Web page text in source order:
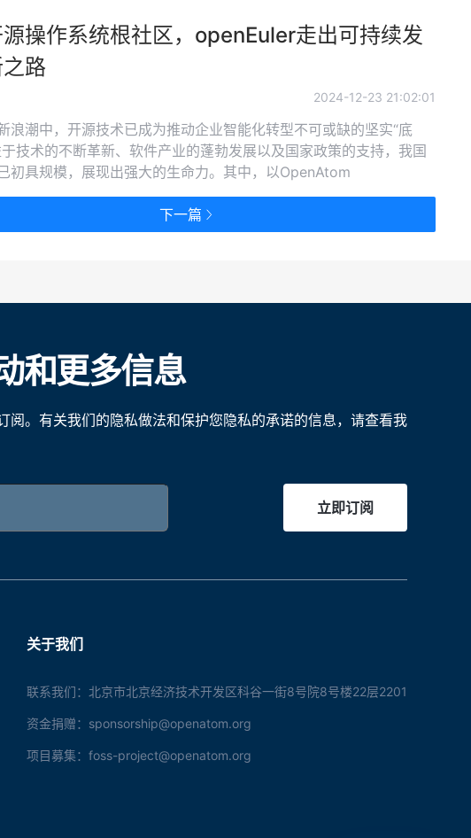
操作系统根社区，openEuler走出可持续发
路
2024-12-23 21:02:01
浪潮中，开源技术已成为推动企业智能化转型不可或缺的坚实“底
于技术的不断革新、软件产业的蓬勃发展以及国家政策的支持，我国
初具规模，展现出强大的生命力。其中，以OpenAtom
（简称“openEuler”）为代表的基础软件开源社区，通过开放的治
技术创新以及国际化探索，已经成为开源操作系统的根社区，并且探
可持续发展的创新之路。
下一篇
和更多信息
。有关我们的隐私做法和保护您隐私的承诺的信息，请查看我
立即订阅
关于我们
联系我们：北京市北京经济技术开发区科谷一街8号院8号楼22层2201
资金捐赠：sponsorship@openatom.org
项目募集：foss-project@openatom.org